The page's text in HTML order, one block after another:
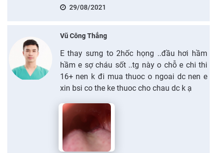
29/08/2021
Vũ Công Thắng
E thay sưng to 2hốc họng ..đầu hơi hầm
hầm e sợ cháu sốt ..tg này o chỗ e chi thi
16+ nen k đi mua thuoc o ngoai dc nen e
xin bsi co the ke thuoc cho chau dc k ạ